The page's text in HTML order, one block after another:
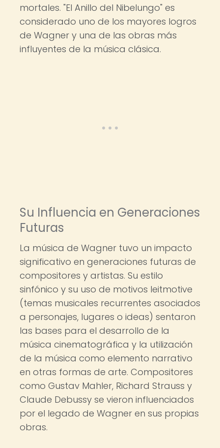
mortales. "El Anillo del Nibelungo" es
considerado uno de los mayores logros
de Wagner y una de las obras más
influyentes de la música clásica.
Su Influencia en Generaciones
Futuras
La música de Wagner tuvo un impacto
significativo en generaciones futuras de
compositores y artistas. Su estilo
sinfónico y su uso de motivos leitmotive
(temas musicales recurrentes asociados
a personajes, lugares o ideas) sentaron
las bases para el desarrollo de la
música cinematográfica y la utilización
de la música como elemento narrativo
en otras formas de arte. Compositores
como Gustav Mahler, Richard Strauss y
Claude Debussy se vieron influenciados
por el legado de Wagner en sus propias
obras.